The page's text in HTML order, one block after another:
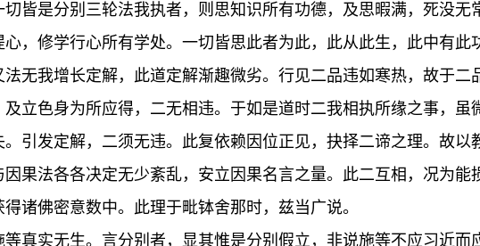
皆是分别三轮法我执者，则思知识所有功德，及思暇满，死没无
，修学行心所有学处。一切皆思此者为此，此从此生，此中有此
无我增长定解，此道定解渐趣微劣。行见二品违如寒热，故于二
立色身为所应得，二无相违。于如是道时二我相执所缘之事，虽
引发定解，二须无违。此复依赖因位正见，抉择二谛之理。故以
果法各各决定无少紊乱，安立因果名言之量。此二互相，况为能
诸佛密意数中。此理于毗钵舍那时，兹当广说。
真实无生。言分别者，显其惟是分别假立，非说施等不应习近而